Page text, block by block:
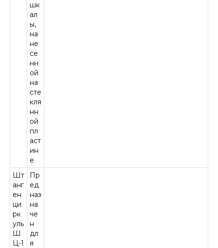
шк
ал
ы,
на
не
се
нн
ой
на
сте
кля
нн
ой
пл
аст
ин
е
Шт
анг
ен
ци
рк
уль
Ш
Ц-1
Пр
ед
наз
на
че
н
дл
я